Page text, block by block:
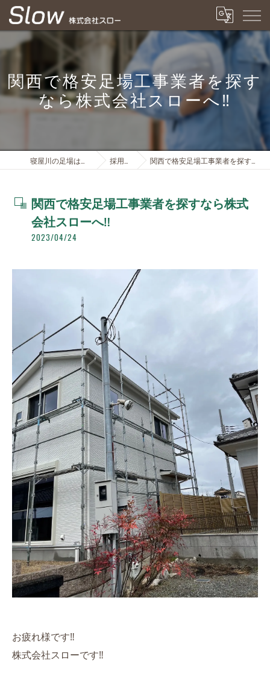
関西で格安足場工事業者を探す
なら株式会社スローへ‼️
採用ブログ 関西で格安足場工事業者を探すなら株式会社スローへ‼️
関西で格安足場工事業者を探すなら株式
会社スローへ‼️
2023/04/24
お疲れ様です‼️
株式会社スローです‼️